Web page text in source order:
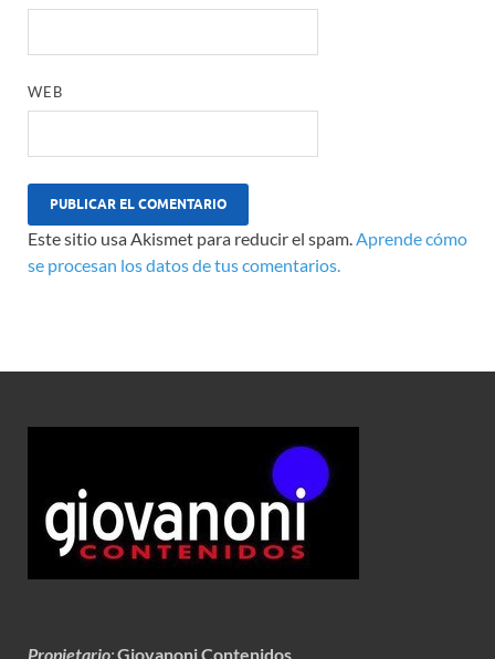
WEB
Este sitio usa Akismet para reducir el spam.Aprende cómo
se procesan los datos de tus comentarios.
Propietario:Giovanoni Contenidos